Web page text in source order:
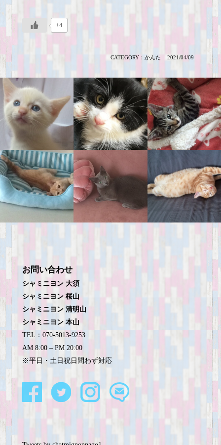
+4
CATEGORY：かんた 2021/04/09
お問い合わせ
シャミニヨン 大須
シャミニヨン 桜山
シャミニヨン 清明山
シャミニヨン 本山
TEL：070-5013-9253
AM 8:00 – PM 20:00
※平日・土日祝日問わず対応